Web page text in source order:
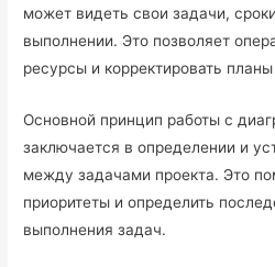
может видеть свои задачи,
выполнении. Это позволяет
ресурсы и корректировать
Основной принцип работы с
заключается в определении и
между задачами проекта. Это
приоритеты и определить
выполнения задач.